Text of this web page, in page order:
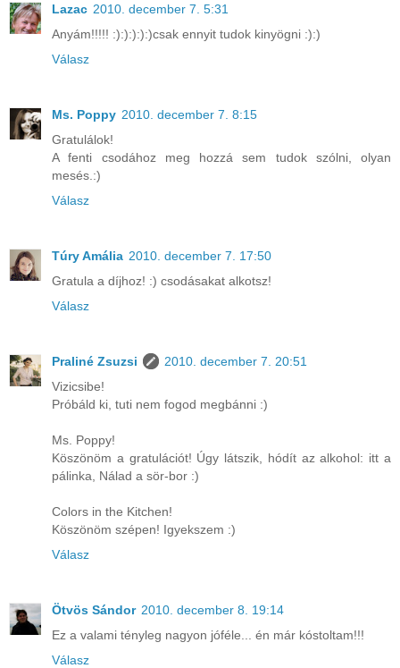
Lazac 2010. december 7. 5:31
Anyám!!!!! :):):):):)csak ennyit tudok kinyögni :):)
Válasz
Ms. Poppy 2010. december 7. 8:15
Gratulálok!
A fenti csodához meg hozzá sem tudok szólni, olyan
mesés.:)
Válasz
Túry Amália 2010. december 7. 17:50
Gratula a díjhoz! :) csodásakat alkotsz!
Válasz
Praliné Zsuzsi
2010. december 7. 20:51
Vizicsibe!
Próbáld ki, tuti nem fogod megbánni :)
Ms. Poppy!
Köszönöm a gratulációt! Úgy látszik, hódít az alkohol: itt a
pálinka, Nálad a sör-bor :)
Colors in the Kitchen!
Köszönöm szépen! Igyekszem :)
Válasz
Ötvös Sándor 2010. december 8. 19:14
Ez a valami tényleg nagyon jóféle... én már kóstoltam!!!
Válasz